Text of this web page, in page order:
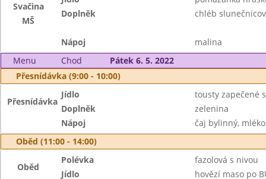
Svačina
MŠ
Doplněk
chléb
Nápoj
malina
Menu
Chod
Pátek 6. 5. 2022
Přesnídávka (9:00 - 10:00)
Přesnídávka
Jídlo
tousty zapečené
Doplněk
zelenina
Nápoj
čaj bylinný, mléko
Oběd (11:00 - 14:00)
Oběd
Polévka
fazolová s nivou
Jídlo
hovězí maso po